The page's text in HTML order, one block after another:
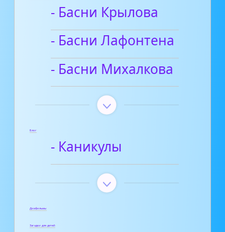
- Басни Крылова
- Басни Лафонтена
- Басни Михалкова
Блог
- Каникулы
Диафильмы
Загадки для детей